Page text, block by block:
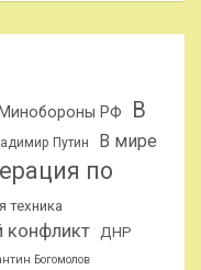
РФ
В
Путин В мире
по
техника
конфликт ДНР
Богомолов